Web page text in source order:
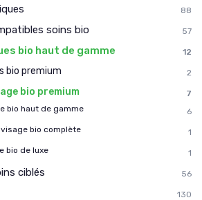
88
soins bio 57
bio haut de gamme 12
bio premium 2
bio premium
7
bio haut de gamme
6
bio complète
1
bio de luxe
1
ciblés 56
130